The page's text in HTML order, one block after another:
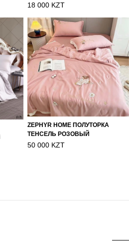
18 000 KZT
ZEPHYR HOME ПОЛУТОРКА
ТЕНСЕЛЬ РОЗОВЫЙ
50 000 KZT